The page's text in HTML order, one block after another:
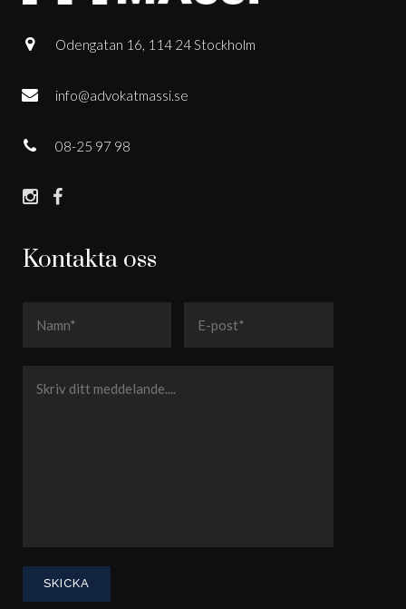
Kontakta oss
Odengatan 16, 114 24 Stockholm
info@advokatmassi.se
08-25 97 98